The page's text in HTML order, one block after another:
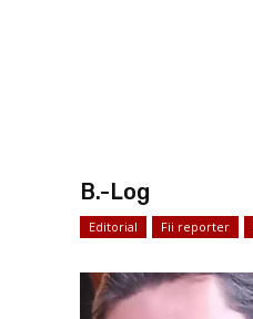
B.-Log
Editorial Fii reporter